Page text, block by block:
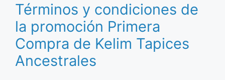
Términos y condiciones de
la promoción Primera
Compra de Kelim Tapices
Ancestrales